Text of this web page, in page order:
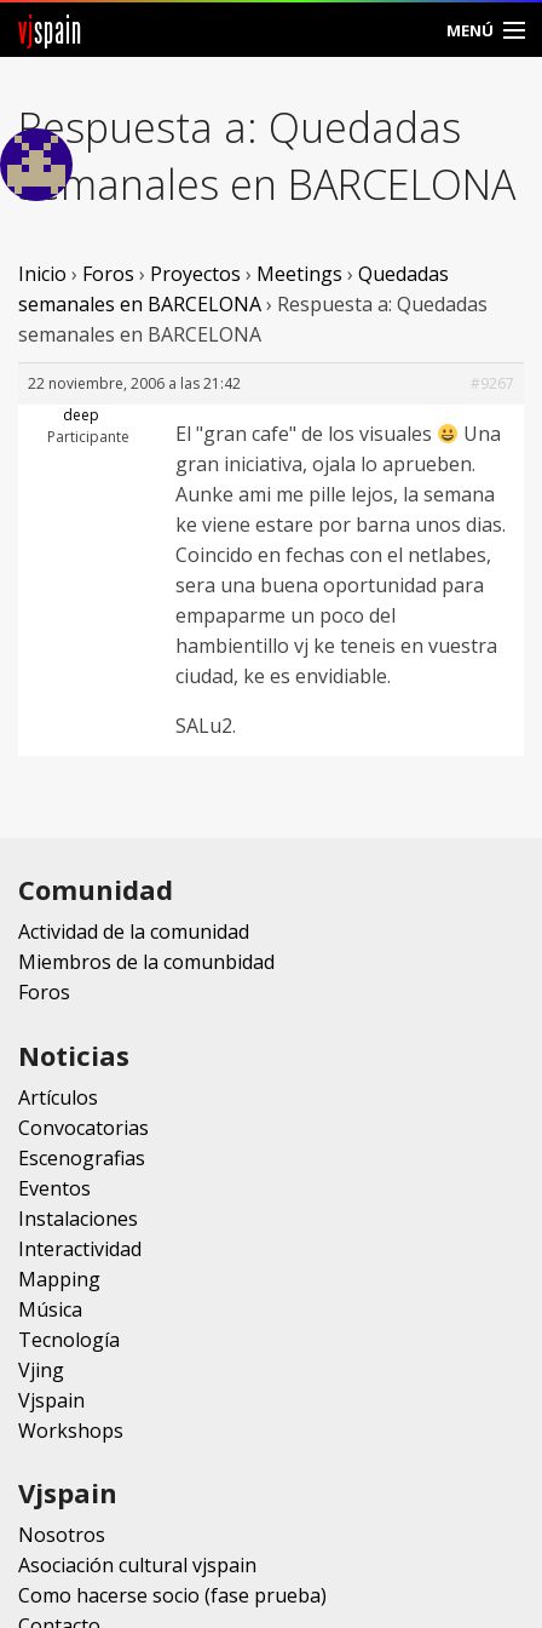
vjspain MENÚ
Foros
Noticias
Vjspain
Ayuda
Contacto
Entrar
Respuesta a: Quedadas
semanales en BARCELONA
Inicio › Foros › Proyectos › Meetings › Quedadas
semanales en BARCELONA› Respuesta a: Quedadas
semanales en BARCELONA
22 noviembre, 2006 a las 21:42
#9267
deep
Participante
El "gran cafe" de los visuales
Una
gran iniciativa, ojala lo aprueben.
Aunke ami me pille lejos, la semana
ke viene estare por barna unos dias.
Coincido en fechas con el netlabes,
sera una buena oportunidad para
empaparme un poco del
hambientillo vj ke teneis en vuestra
ciudad, ke es envidiable.
SALu2.
Comunidad
Actividad de la comunidad
Miembros de la comunbidad
Foros
Noticias
Artículos
Convocatorias
Escenografias
Eventos
Instalaciones
Interactividad
Mapping
Música
Tecnología
Vjing
Vjspain
Workshops
Vjspain
Nosotros
Asociación cultural vjspain
Como hacerse socio (fase prueba)